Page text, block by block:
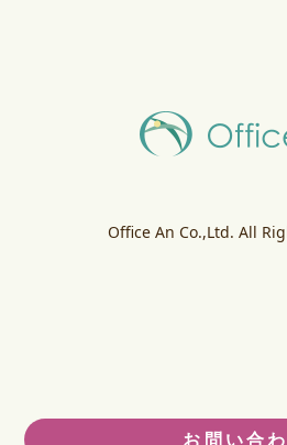
お問い合
Office An Co.,Ltd. All